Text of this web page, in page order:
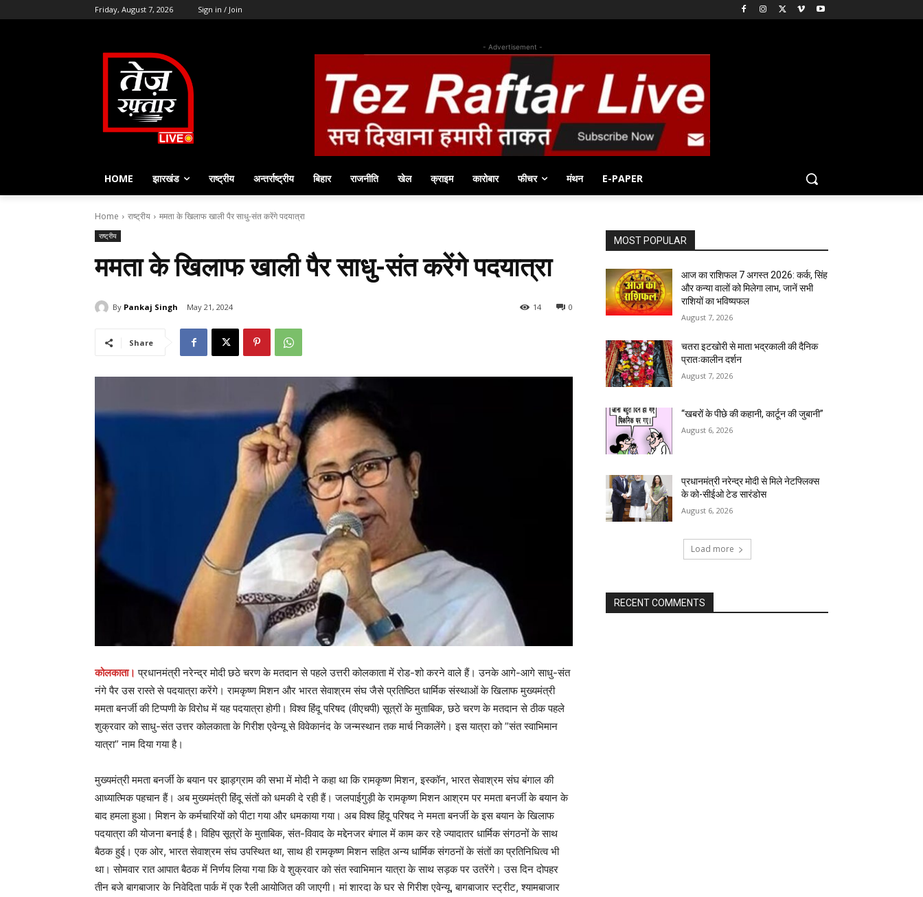
Friday, August 7, 2026 Sign in / Join
- Advertisement -
HOME झारखंड राष्ट्रीय अन्तर्राष्ट्रीय बिहार राजनीति खेल क्राइम कारोबार फीचर मंथन E-PAPER
Home राष्ट्रीय ममता के खिलाफ खाली पैर साधु-संत करेंगे पदयात्रा
राष्ट्रीय
ममता के खिलाफ खाली पैर साधु-संत करेंगे पदयात्रा
By Pankaj Singh May 21, 2024 0
14
Share
कोलकाता। प्रधानमंत्री नरेन्द्र मोदी छठे चरण के मतदान से पहले उत्तरी कोलकाता में रोड-शो करने वाले हैं। उनके आगे-आगे साधु-संत
नंगे पैर उस रास्ते से पदयात्रा करेंगे। रामकृष्ण मिशन और भारत सेवाश्रम संघ जैसे प्रतिष्ठित धार्मिक संस्थाओं के खिलाफ मुख्यमंत्री
ममता बनर्जी की टिप्पणी के विरोध में यह पदयात्रा होगी। विश्व हिंदू परिषद (वीएचपी) सूत्रों के मुताबिक, छठे चरण के मतदान से ठीक पहले
शुक्रवार को साधु-संत उत्तर कोलकाता के गिरीश एवेन्यू से विवेकानंद के जन्मस्थान तक मार्च निकालेंगे। इस यात्रा को ”संत स्वाभिमान
यात्रा” नाम दिया गया है।
मुख्यमंत्री ममता बनर्जी के बयान पर झाड़ग्राम की सभा में मोदी ने कहा था कि रामकृष्ण मिशन, इस्कॉन, भारत सेवाश्रम संघ बंगाल की
आध्यात्मिक पहचान हैं। अब मुख्यमंत्री हिंदू संतों को धमकी दे रही हैं। जलपाईगुड़ी के रामकृष्ण मिशन आश्रम पर ममता बनर्जी के बयान के
बाद हमला हुआ। मिशन के कर्मचारियों को पीटा गया और धमकाया गया। अब विश्व हिंदू परिषद ने ममता बनर्जी के इस बयान के खिलाफ
पदयात्रा की योजना बनाई है। विहिप सूत्रों के मुताबिक, संत-विवाद के मद्देनजर बंगाल में काम कर रहे ज्यादातर धार्मिक संगठनों के साथ
बैठक हुई। एक ओर, भारत सेवाश्रम संघ उपस्थित था, साथ ही रामकृष्ण मिशन सहित अन्य धार्मिक संगठनों के संतों का प्रतिनिधित्व भी
था। सोमवार रात आपात बैठक में निर्णय लिया गया कि वे शुक्रवार को संत स्वाभिमान यात्रा के साथ सड़क पर उतरेंगे। उस दिन दोपहर
तीन बजे बागबाजार के निवेदिता पार्क में एक रैली आयोजित की जाएगी। मां शारदा के घर से गिरीश एवेन्यू, बागबाजार स्ट्रीट, श्यामबाजार
MOST POPULAR
आज का राशिफल 7 अगस्त 2026: कर्क, सिंह
और कन्या वालों को मिलेगा लाभ, जानें सभी
राशियों का भविष्यफल
August 7, 2026
चतरा इटखोरी से माता भद्रकाली की दैनिक
प्रातःकालीन दर्शन
August 7, 2026
“खबरों के पीछे की कहानी, कार्टून की जुबानी”
August 6, 2026
प्रधानमंत्री नरेन्द्र मोदी से मिले नेटफ्लिक्स
के को-सीईओ टेड सारंडोस
August 6, 2026
Load more
RECENT COMMENTS